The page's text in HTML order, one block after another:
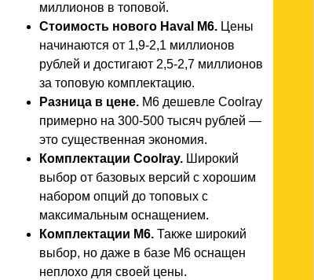
миллионов в топовой.
Стоимость нового Haval M6. Цены
начинаются от 1,9-2,1 миллионов
рублей и достигают 2,5-2,7 миллионов
за топовую комплектацию.
Разница в цене. M6 дешевле Coolray
примерно на 300-500 тысяч рублей —
это существенная экономия.
Комплектации Coolray. Широкий
выбор от базовых версий с хорошим
набором опций до топовых с
максимальным оснащением.
Комплектации M6. Также широкий
выбор, но даже в базе M6 оснащен
неплохо для своей цены.